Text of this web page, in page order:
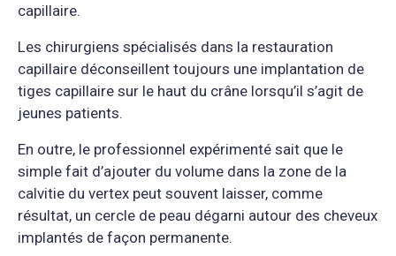
capillaire.
Les chirurgiens spécialisés dans la restauration
capillaire déconseillent toujours une implantation de
tiges capillaire sur le haut du crâne lorsqu’il s’agit de
jeunes patients.
En outre, le professionnel expérimenté sait que le
simple fait d’ajouter du volume dans la zone de la
calvitie du vertex peut souvent laisser, comme
résultat, un cercle de peau dégarni autour des cheveux
implantés de façon permanente.